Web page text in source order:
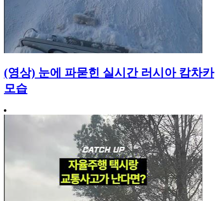
(영상) 눈에 파묻힌 실시간 러시아 캄차카
모습